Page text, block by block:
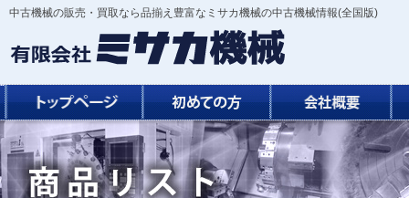
中古機械の販売・買取なら品揃え豊富なミサカ機械の中古機械情報(全国版)